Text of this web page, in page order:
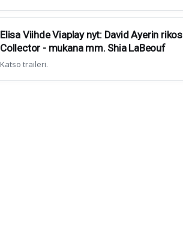
Elisa Viihde Viaplay nyt: David Ayerin
Collector - mukana mm. Shia LaBeouf
Katso traileri.